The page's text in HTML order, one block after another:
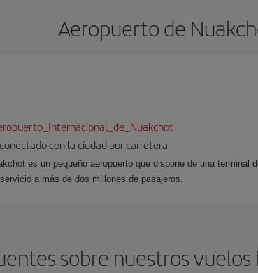
Aeropuerto de
con la ciudad por carretera
es un pequeño aeropuerto que dispone de una
a más de dos millones de pasajeros.
sobre nuestros